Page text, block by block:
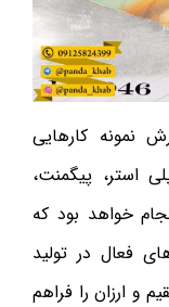
نمونه کارهایی
استر، پیگمنت،
خواهد بود که
فعال در تولید
و ارزان را فراهم